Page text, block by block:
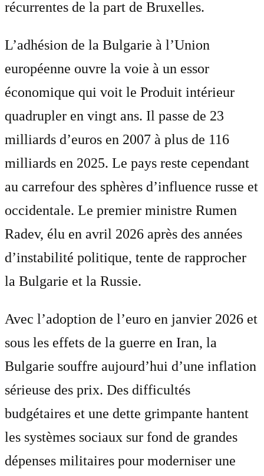
récurrentes de la part de Bruxelles.
L’adhésion de la Bulgarie à l’Union
européenne ouvre la voie à un essor
économique qui voit le Produit intérieur
quadrupler en vingt ans. Il passe de 23
milliards d’euros en 2007 à plus de 116
milliards en 2025. Le pays reste cependant
au carrefour des sphères d’influence russe et
occidentale. Le premier ministre Rumen
Radev, élu en avril 2026 après des années
d’instabilité politique, tente de rapprocher
la Bulgarie et la Russie.
Avec l’adoption de l’euro en janvier 2026 et
sous les effets de la guerre en Iran, la
Bulgarie souffre aujourd’hui d’une inflation
sérieuse des prix. Des difficultés
budgétaires et une dette grimpante hantent
les systèmes sociaux sur fond de grandes
dépenses militaires pour moderniser une